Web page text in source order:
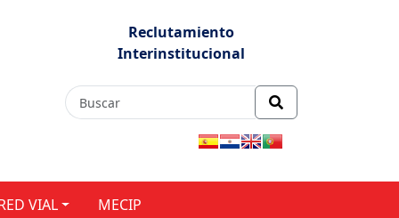
Reclutamiento
Interinstitucional
VIAL MECIP